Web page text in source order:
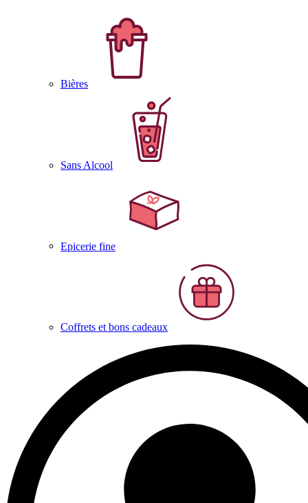
Bières
Sans Alcool
Epicerie fine
Coffrets et bons cadeaux